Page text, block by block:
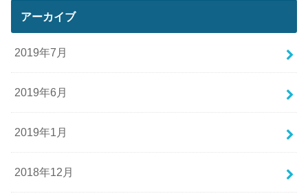
アーカイブ
2019年7月
2019年6月
2019年1月
2018年12月